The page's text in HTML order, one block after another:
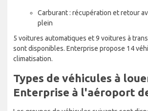
Carburant : récupération et retour
plein
5 voitures automatiques et 9 voitures à
sont disponibles. Enterprise propose 14
climatisation.
Types de véhicules à
Enterprise à l'aéroport